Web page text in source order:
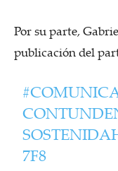
Por su parte,
publicación del
SOSTENIDA
7F8